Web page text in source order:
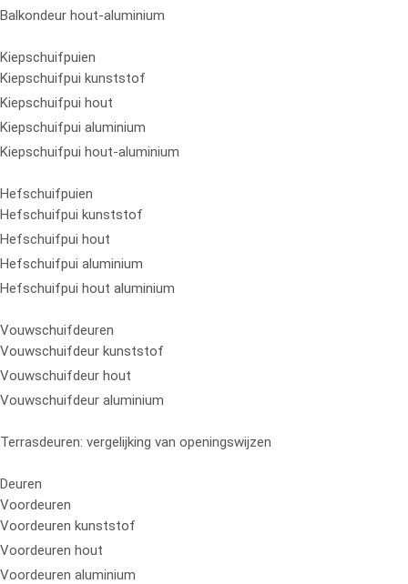
Balkondeur hout-aluminium
Kiepschuifpuien
Kiepschuifpui kunststof
Kiepschuifpui hout
Kiepschuifpui aluminium
Kiepschuifpui hout-aluminium
Hefschuifpuien
Hefschuifpui kunststof
Hefschuifpui hout
Hefschuifpui aluminium
Hefschuifpui hout aluminium
Vouwschuifdeuren
Vouwschuifdeur kunststof
Vouwschuifdeur hout
Vouwschuifdeur aluminium
Terrasdeuren: vergelijking van openingswijzen
Deuren
Voordeuren
Voordeuren kunststof
Voordeuren hout
Voordeuren aluminium